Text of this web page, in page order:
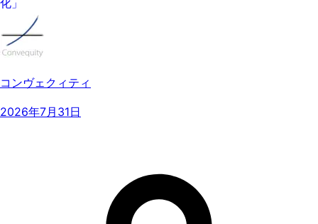
コンヴェクィティ
2026年7月31日